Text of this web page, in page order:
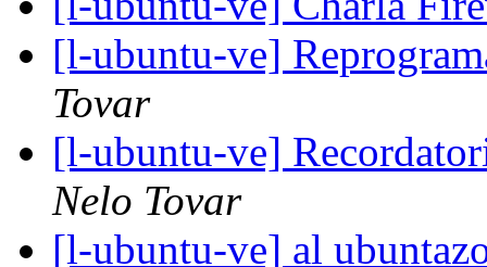
[l-ubuntu-ve]
Tovar
[l-ubuntu-ve]
Nelo Tovar
[l-ubuntu-ve] al